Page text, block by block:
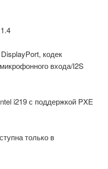
кодек
входа/I2S
i219 с поддержкой PXE
только в